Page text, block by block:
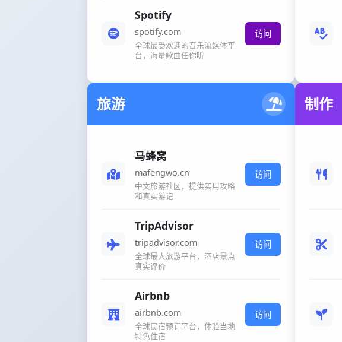
Spotify
spotify.com
全球最受欢迎的音乐流媒体平
台，海量歌曲任你听
访问
旅游
马蜂窝
mafengwo.cn
中文旅游社区，提供实用攻略
和真实游记
访问
TripAdvisor
tripadvisor.com
全球最大旅游平台，酒店景点
真实评价
访问
Airbnb
airbnb.com
全球民宿预订平台，体验当地
特色住宿
访问
制作